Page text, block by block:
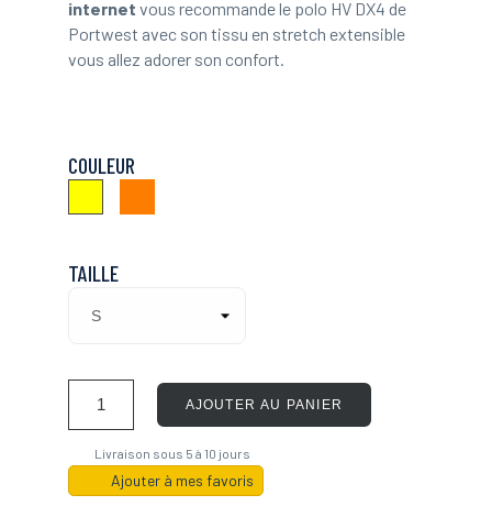
internet vous recommande le polo HV DX4 de
Portwest avec son tissu en stretch extensible
vous allez adorer son confort.
COULEUR
Fluo
Fluo
TAILLE
AJOUTER AU PANIER
Livraison sous 5 à 10 jours
Ajouter à mes favoris